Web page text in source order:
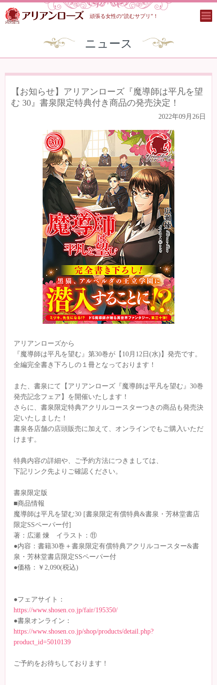
頑張る女性の“読むサプリ”！
ニュース
【お知らせ】アリアンローズ『魔導師は平凡を望
む 30』書泉限定特典付き商品の発売決定！
2022年09月26日
アリアンローズから
『魔導師は平凡を望む』第30巻が【10月12日(水)】発売です。
全編完全書き下ろしの１冊となっております！
また、書泉にて【アリアンローズ『魔導師は平凡を望む』30巻
発売記念フェア】を開催いたします！
さらに、書泉限定特典アクリルコースターつきの商品も発売決
定いたしました！
書泉各店舗の店頭販売に加えて、オンラインでもご購入いただ
けます。
特典内容の詳細や、ご予約方法につきましては、
下記リンク先よりご確認ください。
書泉限定版
■商品情報
魔導師は平凡を望む30 [書泉限定有償特典&書泉・芳林堂書店
限定SSペーパー付]
著：広瀬 煉 イラスト：⑪
●内容：書籍30巻＋書泉限定有償特典アクリルコースター&書
泉・芳林堂書店限定SSペーパー付
●価格：￥2,090(税込)
●フェアサイト：
https://www.shosen.co.jp/fair/195350/
●書泉オンライン：
https://www.shosen.co.jp/shop/products/detail.php?
product_id=5010139
ご予約をお待ちしております！